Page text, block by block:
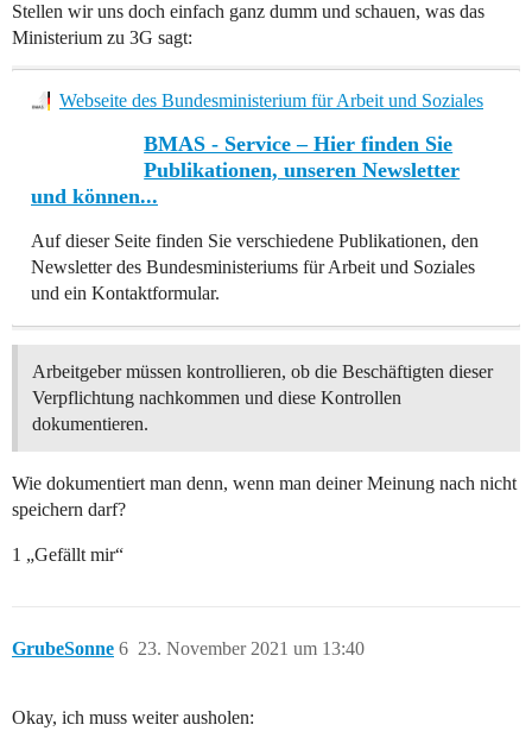
Stellen wir uns doch einfach ganz dumm und schauen, was das
Ministerium zu 3G sagt:
Webseite des Bundesministerium für Arbeit und Soziales
BMAS - Service – Hier finden Sie
Publikationen, unseren Newsletter
und können...
Auf dieser Seite finden Sie verschiedene Publikationen, den
Newsletter des Bundesministeriums für Arbeit und Soziales
und ein Kontaktformular.
Arbeitgeber müssen kontrollieren, ob die Beschäftigten dieser
Verpflichtung nachkommen und diese Kontrollen
dokumentieren.
Wie dokumentiert man denn, wenn man deiner Meinung nach nicht
speichern darf?
1 „Gefällt mir“
GrubeSonne 23. November 2021 um 13:40
6
Okay, ich muss weiter ausholen: